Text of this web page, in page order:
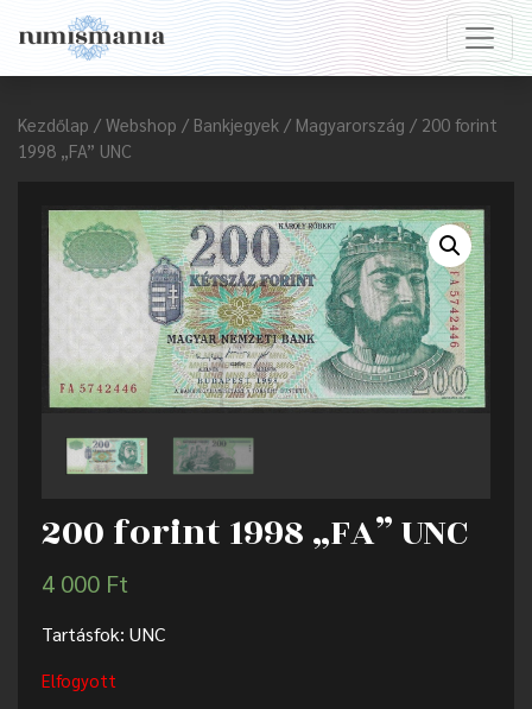
Kezdőlap / Webshop / Bankjegyek / Magyarország / 200 forint
1998 „FA” UNC
200 forint 1998 „FA” UNC
4 000 Ft
Tartásfok: UNC
Elfogyott